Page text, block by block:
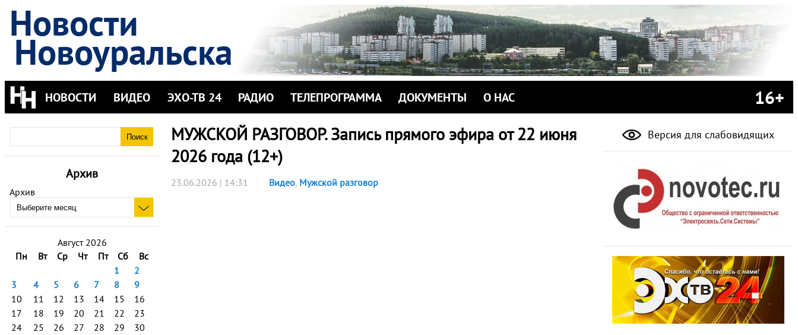
Новости
Новоуральска
НОВОСТИ ВИДЕО ЭХО-ТВ 24 РАДИО ТЕЛЕПРОГРАММА ДОКУМЕНТЫ О НАС 16+
Архив
Архив
Август 2026
Пн
Вт Ср Чт Пт Сб
Вс
1
2
3
4 5 6 7 8
9
10
11 12 13 14 15
16
17
18 19 20 21 22
23
24
25 26 27 28 29
30
МУЖСКОЙ РАЗГОВОР. Запись прямого эфира от 22 июня
2026 года (12+)
23.06.2026 | 14:31 Видео, Мужской разговор
Версия для слабовидящих